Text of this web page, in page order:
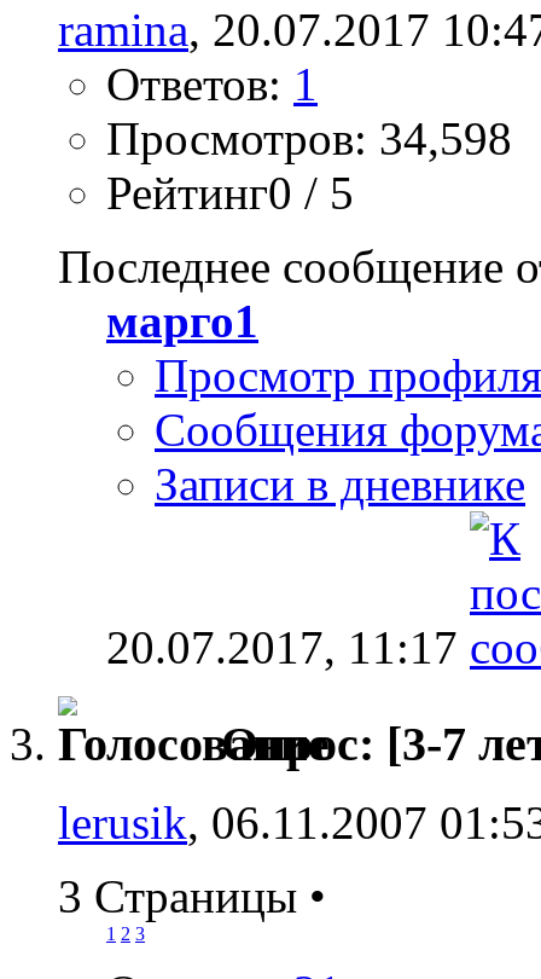
ramina, 20.07.2017
Ответов: 1
Просмотров: 34,598
Рейтинг0 / 5
Последнее сообщение
марго1
Просмотр профиля
Сообщения
Записи в дневнике
20.07.2017, 11:17
Опрос: [3-7
lerusik, 06.11.2007
3 Страницы •
1 2 3